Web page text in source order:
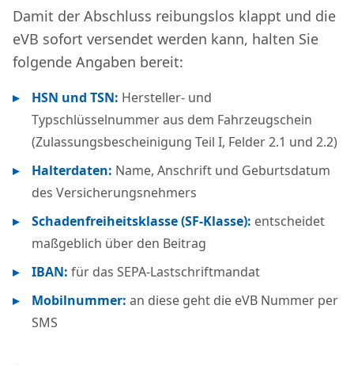
Damit der Abschluss reibungslos klappt und die
eVB sofort versendet werden kann, halten Sie
folgende Angaben bereit:
HSN und TSN: Hersteller- und
Typschlüsselnummer aus dem Fahrzeugschein
(Zulassungsbescheinigung Teil I, Felder 2.1 und 2.2)
Halterdaten: Name, Anschrift und Geburtsdatum
des Versicherungsnehmers
Schadenfreiheitsklasse (SF-Klasse): entscheidet
maßgeblich über den Beitrag
IBAN: für das SEPA-Lastschriftmandat
Mobilnummer: an diese geht die eVB Nummer per
SMS